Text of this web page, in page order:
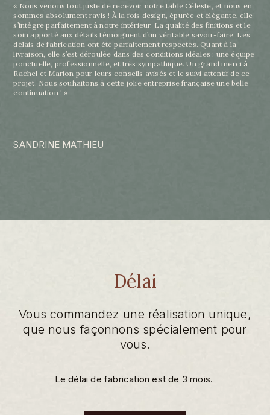
« Nous venons tout juste de recevoir notre table Céleste, et nous en
sommes absolument ravis ! À la fois design, épurée et élégante, elle
s’intègre parfaitement à notre intérieur. La qualité des finitions et le
soin apporté aux détails témoignent d’un véritable savoir-faire. Les
délais de fabrication ont été parfaitement respectés. Quant à la
livraison, elle s’est déroulée dans des conditions idéales : une équipe
ponctuelle, professionnelle, et très sympathique. Un grand merci à
Rachel et Marion pour leurs conseils avisés et le suivi attentif de ce
projet. Nous souhaitons à cette jolie entreprise française une belle
continuation ! »
SANDRINE MATHIEU
Délai
Vous commandez une réalisation unique,
que nous façonnons spécialement pour
vous.
Le délai de fabrication est de 3 mois.